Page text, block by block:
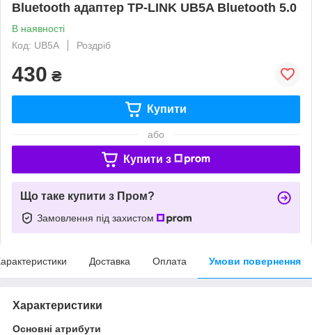
Bluetooth адаптер TP-LINK UB5A Bluetooth 5.0
В наявності
Код: UB5A
Роздріб
430 ₴
Купити
або
Купити з
Що таке купити з Пром?
Замовлення під захистом
Доставка Оплата Умови повернення
Характеристики
Основні атрибути